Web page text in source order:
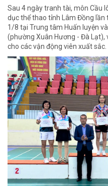
Sau 4 ngày tranh tài, môn Cầu
dục thể thao tỉnh Lâm Đồng lần
1/8 tại Trung tâm Huấn luyện
(phường Xuân Hương - Đà
cho các vận động viên xuất sắc.